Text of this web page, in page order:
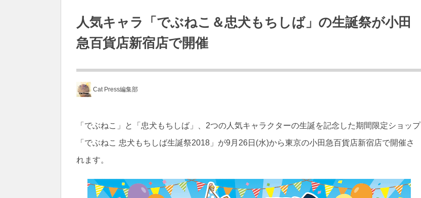
人気キャラ「でぶねこ＆忠犬もちしば」の生誕祭が小田
急百貨店新宿店で開催
Cat Press編集部
「でぶねこ」と「忠犬もちしば」、2つの人気キャラクターの生誕を記念した期間限定ショップ
「でぶねこ 忠犬もちしば生誕祭2018」が9月26日(水)から東京の小田急百貨店新宿店で開催さ
れます。